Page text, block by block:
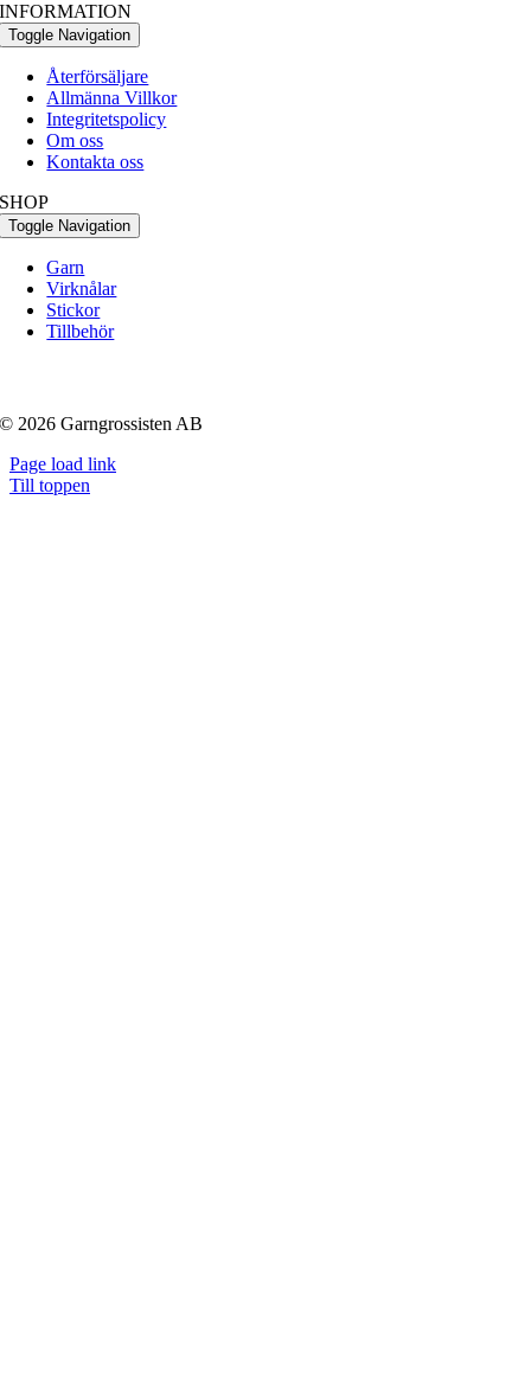
INFORMATION
Toggle Navigation
Återförsäljare
Allmänna Villkor
Integritetspolicy
Om oss
Kontakta oss
SHOP
Toggle Navigation
Garn
Virknålar
Stickor
Tillbehör
© 2026 Garngrossisten AB
Page load link
Till toppen